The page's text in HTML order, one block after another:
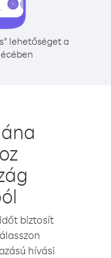
lehetőséget a
biztosít
hívási